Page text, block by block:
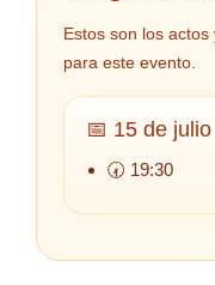
Estos son los
para este evento.
📅 15 de julio
🕢 19:30